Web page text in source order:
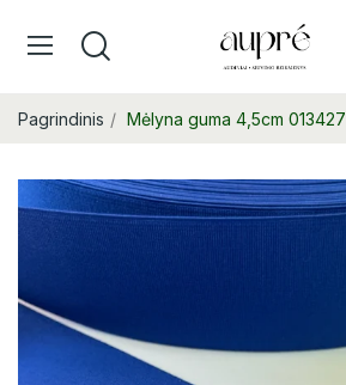
Pagrindinis Mėlyna guma 4,5cm 013427